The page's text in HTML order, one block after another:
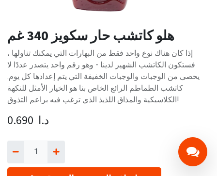
هلو كاتشب حار سكويز 340 غم
إذا كان هناك نوع واحد فقط من البهارات التي يمكنك تناولها ،
فستكون الكاتشب الشهير لدينا - وهو رقم واحد يتصدر عددًا لا
يحصى من الوجبات والوجبات الخفيفة التي يتم إعدادها كل يوم.
كاتشب الطماطم الرائع الخاص بنا هو الخيار الأمثل للنكهة
الكلاسيكية والمذاق اللذيذ الذي ترغب فيه براعم التذوق!
0.690 د.ا